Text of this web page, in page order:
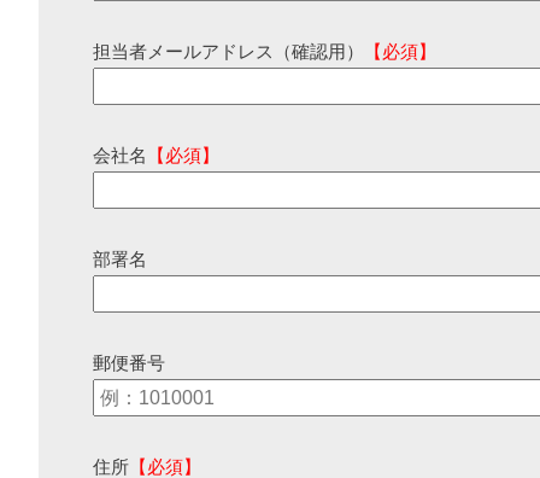
担当者メールアドレス（確認用） 【必須】
会社名 【必須】
部署名
郵便番号
住所 【必須】